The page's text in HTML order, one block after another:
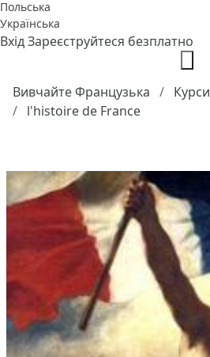
Польська
Українська
ВхідЗареєструйтеся безплатно
Вивчайте Французька
Курси
l'histoire de France